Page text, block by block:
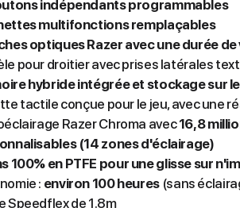
indépendants programmables
multifonctions remplaçables
optiques Razer avec une durée
pour droitier avec prises latérales
hybride intégrée et stockage sur
tactile conçue pour le jeu, avec une
Razer Chroma avec16,8
(14 zones d'éclairage)
100% en PTFE pour une glisse sur
: environ 100 heures (sans
Speedflex de 1.8m